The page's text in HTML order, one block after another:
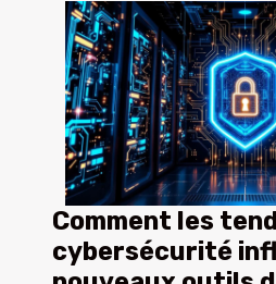
Comment les
cybersécurité